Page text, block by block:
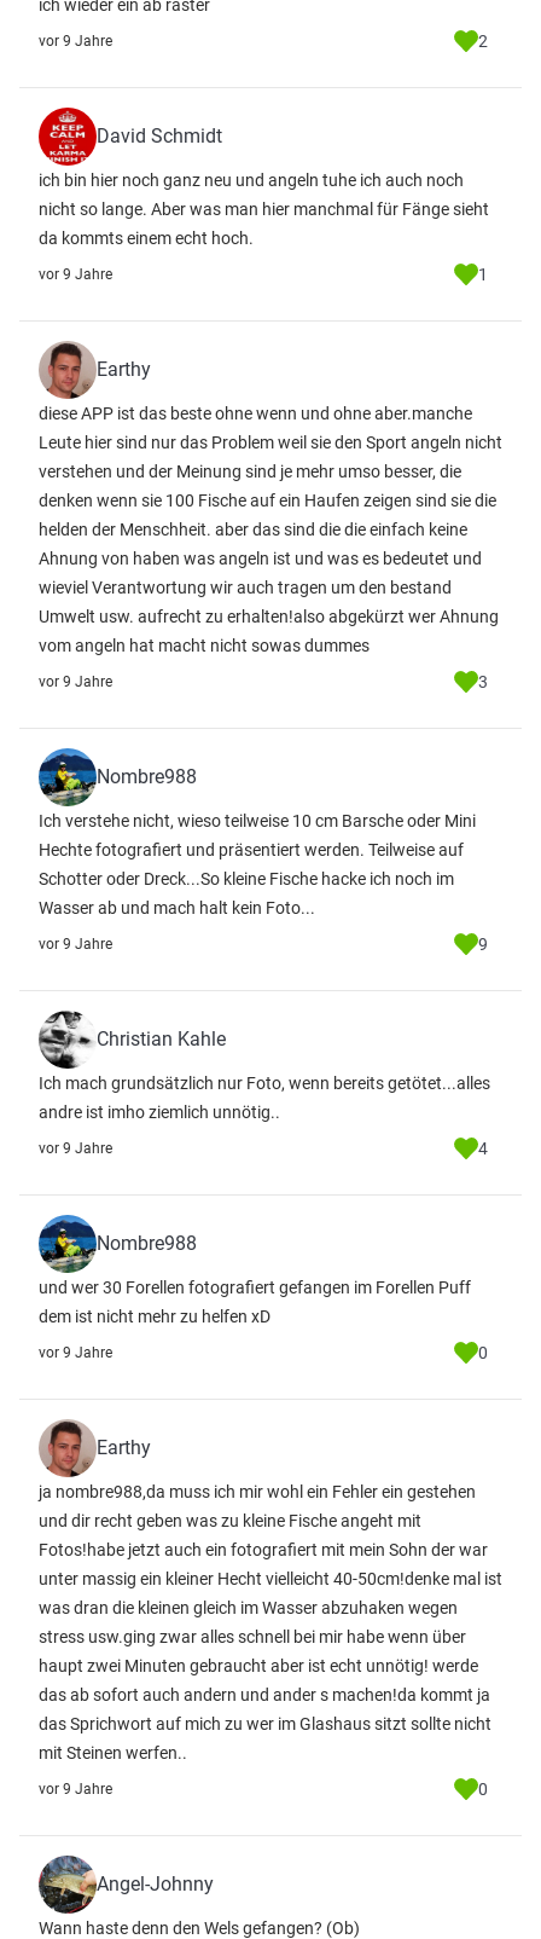
ich wieder ein ab raster
vor 9 Jahre 2
David Schmidt
ich bin hier noch ganz neu und angeln tuhe ich auch noch
nicht so lange. Aber was man hier manchmal für Fänge sieht
da kommts einem echt hoch.
vor 9 Jahre 1
Earthy
diese APP ist das beste ohne wenn und ohne aber.manche
Leute hier sind nur das Problem weil sie den Sport angeln nicht
verstehen und der Meinung sind je mehr umso besser, die
denken wenn sie 100 Fische auf ein Haufen zeigen sind sie die
helden der Menschheit. aber das sind die die einfach keine
Ahnung von haben was angeln ist und was es bedeutet und
wieviel Verantwortung wir auch tragen um den bestand
Umwelt usw. aufrecht zu erhalten!also abgekürzt wer Ahnung
vom angeln hat macht nicht sowas dummes
vor 9 Jahre 3
Nombre988
Ich verstehe nicht, wieso teilweise 10 cm Barsche oder Mini
Hechte fotografiert und präsentiert werden. Teilweise auf
Schotter oder Dreck...So kleine Fische hacke ich noch im
Wasser ab und mach halt kein Foto...
vor 9 Jahre 9
Christian Kahle
Ich mach grundsätzlich nur Foto, wenn bereits getötet...alles
andre ist imho ziemlich unnötig..
vor 9 Jahre 4
Nombre988
und wer 30 Forellen fotografiert gefangen im Forellen Puff
dem ist nicht mehr zu helfen xD
vor 9 Jahre 0
Earthy
ja nombre988,da muss ich mir wohl ein Fehler ein gestehen
und dir recht geben was zu kleine Fische angeht mit
Fotos!habe jetzt auch ein fotografiert mit mein Sohn der war
unter massig ein kleiner Hecht vielleicht 40-50cm!denke mal ist
was dran die kleinen gleich im Wasser abzuhaken wegen
stress usw.ging zwar alles schnell bei mir habe wenn über
haupt zwei Minuten gebraucht aber ist echt unnötig! werde
das ab sofort auch andern und ander s machen!da kommt ja
das Sprichwort auf mich zu wer im Glashaus sitzt sollte nicht
mit Steinen werfen..
vor 9 Jahre 0
Angel-Johnny
Wann haste denn den Wels gefangen? (Ob)